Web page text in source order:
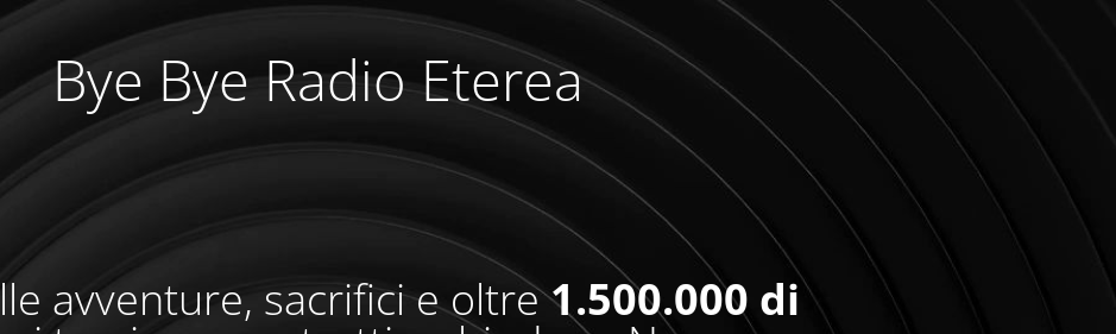
Bye Bye Radio Eterea
avventure, sacrifici e oltre1.500.000 di